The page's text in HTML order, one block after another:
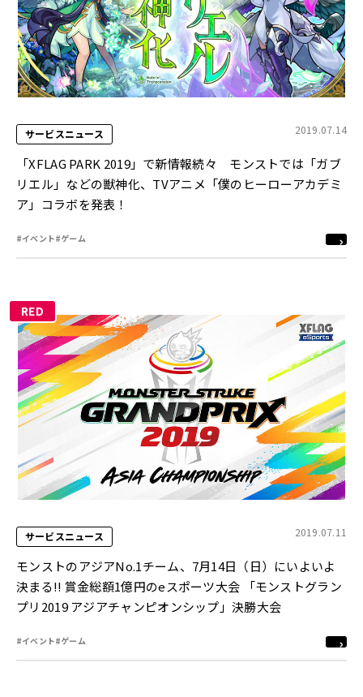
サービスニュース 2019.07.14
「XFLAG PARK 2019」で新情報続々 モンストでは「ガブ
リエル」などの獣神化、TVアニメ「僕のヒーローアカデミ
ア」コラボを発表！
#イベント#ゲーム
RED
サービスニュース 2019.07.11
モンストのアジアNo.1チーム、7月14日（日）にいよいよ
決まる!! 賞金総額1億円のeスポーツ大会 「モンストグラン
プリ2019 アジアチャンピオンシップ」決勝大会
#イベント#ゲーム